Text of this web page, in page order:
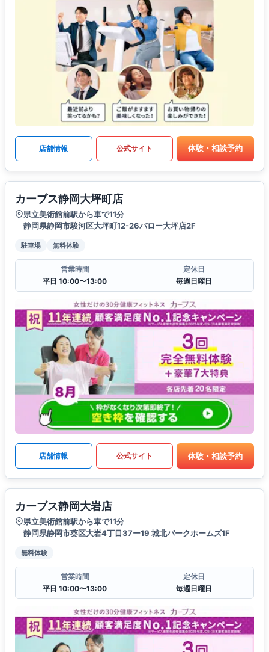
店舗情報 公式サイト 体験・相談予約
カーブス静岡大坪町店
県立美術館前駅から車で11分
静岡県静岡市駿河区大坪町12-26バロー大坪店2F
駐車場 無料体験
営業時間
平日 10:00〜13:00
定休日
毎週日曜日
店舗情報 公式サイト 体験・相談予約
カーブス静岡大岩店
県立美術館前駅から車で11分
静岡県静岡市葵区大岩4丁目37ー19 城北パークホームズ1F
無料体験
営業時間
平日 10:00〜13:00
定休日
毎週日曜日